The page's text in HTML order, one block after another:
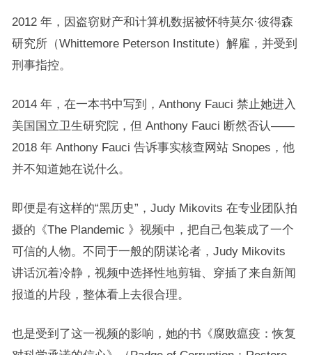
2012 年，因盗窃财产和计算机数据被怀特莫尔·彼得森
研究所（Whittemore Peterson Institute）解雇，并受到
刑事指控。
2014 年，在一本书中写到，Anthony Fauci 禁止她进入
美国国立卫生研究院，但 Anthony Fauci 断然否认——
2018 年 Anthony Fauci 告诉事实核查网站 Snopes，他
并不知道她在说什么。
即便是有这样的“黑历史”，Judy Mikovits 在专业团队拍
摄的《The Plandemic 》视频中，把自己包装成了一个
可信的人物。不同于一般的阴谋论者，Judy Mikovits
讲话沉着冷静，视频中选择性地剪辑、穿插了来自新闻
报道的片段，整体看上去很合理。
也是受到了这一视频的影响，她的书《腐败瘟疫：恢复